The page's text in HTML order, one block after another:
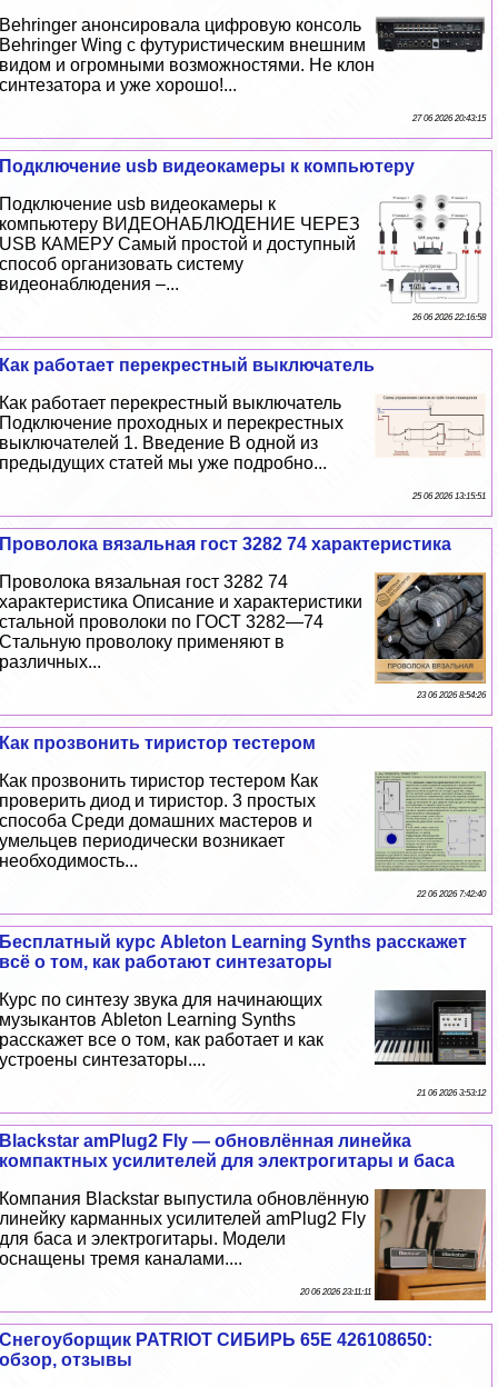
Behringer анонсировала цифровую консоль
Behringer Wing с футуристическим внешним
видом и огромными возможностями. Не клон
синтезатора и уже хорошо!...
27 06 2026 20:43:15
Подключение usb видеокамеры к компьютеру
Подключение usb видеокамеры к
компьютеру ВИДЕОНАБЛЮДЕНИЕ ЧЕРЕЗ
USB КАМЕРУ Самый простой и доступный
способ организовать систему
видеонаблюдения –...
26 06 2026 22:16:58
Как работает перекрестный выключатель
Как работает перекрестный выключатель
Подключение проходных и перекрестных
выключателей 1. Введение В одной из
предыдущих статей мы уже подробно...
25 06 2026 13:15:51
Проволока вязальная гост 3282 74 хаpaктеристика
Проволока вязальная гост 3282 74
хаpaктеристика Описание и хаpaктеристики
стальной проволоки по ГОСТ 3282—74
Стальную проволоку применяют в
различных...
23 06 2026 8:54:26
Как прозвонить тиристор тестером
Как прозвонить тиристор тестером Как
проверить диод и тиристор. 3 простых
способа Среди домашних мастеров и
умельцев периодически возникает
необходимость...
22 06 2026 7:42:40
Бесплатный курс Ableton Learning Synths расскажет
всё о том, как работают синтезаторы
Курс по синтезу звука для начинающих
музыкантов Ableton Learning Synths
расскажет все о том, как работает и как
устроены синтезаторы....
21 06 2026 3:53:12
Blackstar amPlug2 Fly — обновлённая линейка
компактных усилителей для электрогитары и баса
Компания Blackstar выпустила обновлённую
линейку карманных усилителей amPlug2 Fly
для баса и электрогитары. Модели
оснащены тремя каналами....
20 06 2026 23:11:11
Снегоуборщик PATRIOT СИБИРЬ 65Е 426108650:
обзор, отзывы